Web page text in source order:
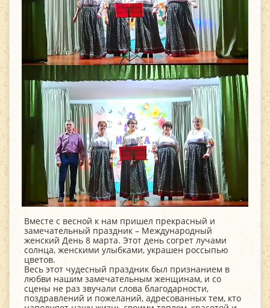
Вместе с весной к нам пришел прекрасный и
замечательный праздник – Международный
женский День 8 марта. Этот день согрет лучами
солнца, женскими улыбками, украшен россыпью
цветов.
Весь этот чудесный праздник был признанием в
любви нашим замечательным женщинам, и со
сцены не раз звучали слова благодарности,
поздравлений и пожеланий, адресованных тем, кто